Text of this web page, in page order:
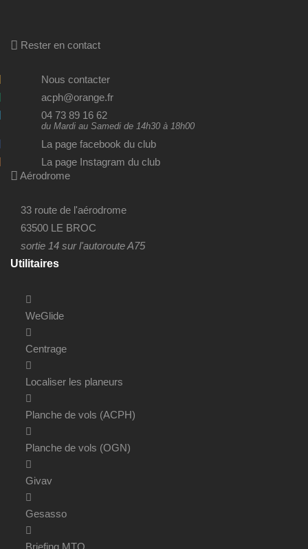
Rester en contact
Nous contacter
acph@orange.fr
04 73 89 16 62
du Mardi au Samedi de 14h30 à 18h00
La page facebook du club
La page Instagram du club
Aérodrome
33 route de l'aérodrome
63500 LE BROC
sortie 14 sur l'autoroute A75
Utilitaires
WeGlide
Centrage
Localiser les planeurs
Planche de vols (ACPH)
Planche de vols (OGN)
Givav
Gesasso
Briefing MTO